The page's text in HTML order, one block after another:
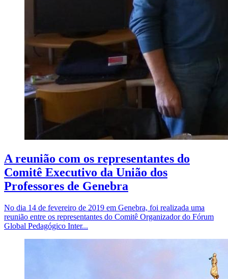
A reunião com os representantes do
Comitê Executivo da União dos
Professores de Genebra
No dia 14 de fevereiro de 2019 em Genebra, foi realizada uma
reunião entre os representantes do Comitê Organizador do Fórum
Global Pedagógico Inter...